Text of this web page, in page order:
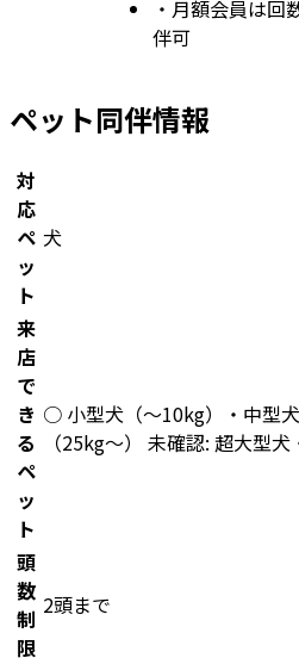
・ 月額会員は回
伴可
ペット同伴情報
対
応
ペ
ッ
ト
犬
来
店
で
き
る
ペ
ッ
ト
○ 小型犬（〜10kg）・中型
（25kg〜） 未確認: 超大型
頭
数
制
限
2頭まで